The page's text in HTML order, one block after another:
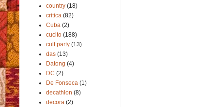
country (18)
critica (82)
Cuba (2)
cucito (188)
cult party (13)
das (13)
Datong (4)
DC (2)
De Fonseca (1)
decathlon (8)
decora (2)